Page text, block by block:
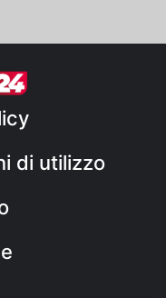
di utilizzo